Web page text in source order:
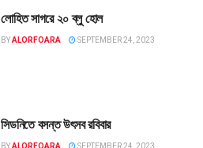
লোহিত সাগরে ২০ ব্লু হোল
BYALORFOARA SEPTEMBER 24, 2023
সিডনিতে বসন্ত উৎসব রবিবার